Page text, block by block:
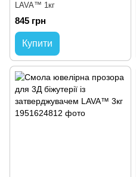
LAVA™ 1кг
845 грн
Купити